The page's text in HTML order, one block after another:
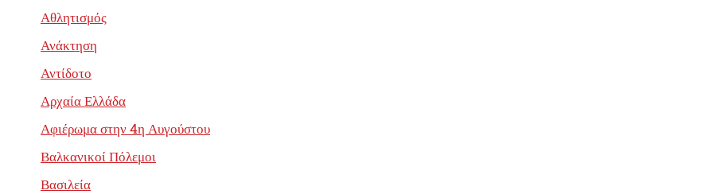
Αθλητισμός
Ανάκτηση
Αντίδοτο
Αρχαία Ελλάδα
Αφιέρωμα στην 4η Αυγούστου
Βαλκανικοί Πόλεμοι
Βασιλεία